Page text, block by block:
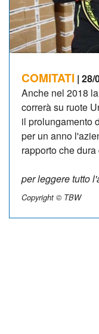
COMITATI | 28/
Anche nel 2018
correrà su ruote
il prolungamento
per un anno
rapporto che
per leggere tutto
Copyright © TBW